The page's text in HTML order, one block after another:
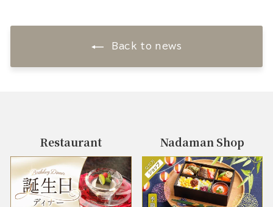
Back to news
Restaurant Nadaman Shop